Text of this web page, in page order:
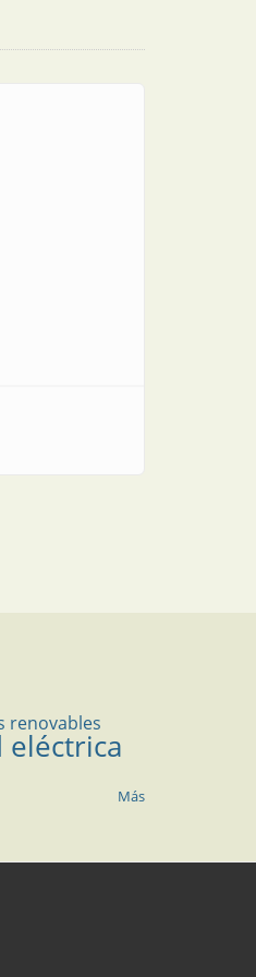
renovables
eléctrica
Más